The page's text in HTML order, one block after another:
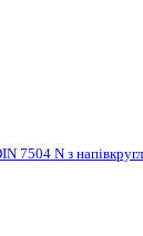
7504 N з